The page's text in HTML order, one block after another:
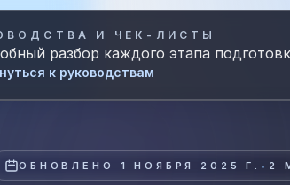
И ЧЕК-ЛИСТЫ
разбор каждого этапа
к руководствам
ОБНОВЛЕНО 1 НОЯБРЯ 2025 Г. • 2